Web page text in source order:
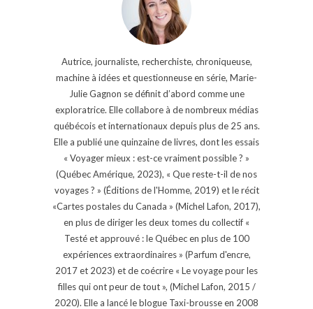
Autrice, journaliste, recherchiste, chroniqueuse,
machine à idées et questionneuse en série, Marie-
Julie Gagnon se définit d’abord comme une
exploratrice. Elle collabore à de nombreux médias
québécois et internationaux depuis plus de 25 ans.
Elle a publié une quinzaine de livres, dont les essais
« Voyager mieux : est-ce vraiment possible ? »
(Québec Amérique, 2023), « Que reste-t-il de nos
voyages ? » (Éditions de l'Homme, 2019) et le récit
«Cartes postales du Canada » (Michel Lafon, 2017),
en plus de diriger les deux tomes du collectif «
Testé et approuvé : le Québec en plus de 100
expériences extraordinaires » (Parfum d'encre,
2017 et 2023) et de coécrire « Le voyage pour les
filles qui ont peur de tout », (Michel Lafon, 2015 /
2020). Elle a lancé le blogue Taxi-brousse en 2008